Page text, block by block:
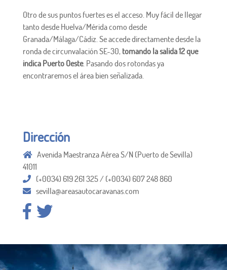
Otro de sus puntos fuertes es el acceso. Muy fácil de llegar
tanto desde Huelva/Mérida como desde
Granada/Málaga/Cádiz. Se accede directamente desde la
ronda de circunvalación SE-30, tomando la salida 12 que
indica Puerto Oeste. Pasando dos rotondas ya
encontraremos el área bien señalizada.
Dirección
Avenida Maestranza Aérea S/N (Puerto de Sevilla)
41011
(+0034) 619 261 325 / (+0034) 607 248 860
sevilla@areasautocaravanas.com